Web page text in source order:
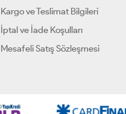
Kargo ve Teslimat Bilgileri
İptal ve İade Koşulları
Mesafeli Satış Sözleşmesi